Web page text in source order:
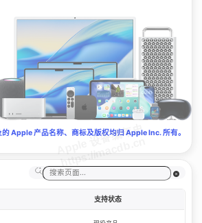
Apple 产品名称、商标及版权均归 Apple Inc. 所有。
支持状态